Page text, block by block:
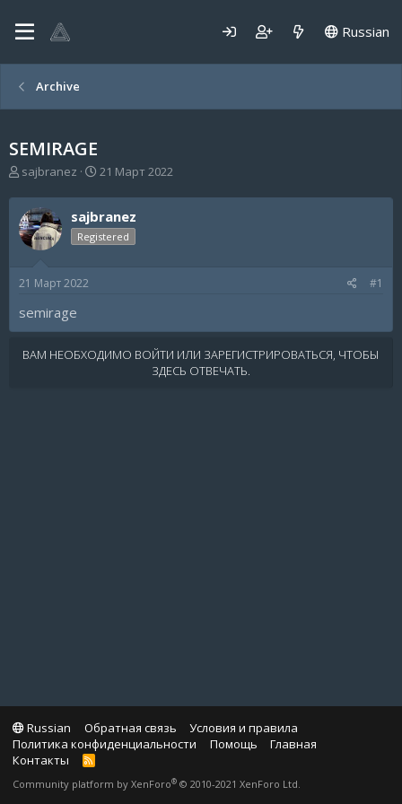
Russian
Archive
SEMIRAGE
А
т
о
р
м
sajbranez
Д
т
а
н
21 Март 2022
sajbranez
Registered
21 Март 2022 #1
semirage
ВАМ НЕОБХОДИМО ВОЙТИ ИЛИ ЗАРЕГИСТРИРОВАТЬСЯ, ЧТОБЫ
ЗДЕСЬ ОТВЕЧАТЬ.
Russian Обратная связь
Условия и правила
Политика конфиденциальности
Помощь
Главная
Контакты
R
S
Community platform by XenForo® © 2010-2021 XenForo Ltd.